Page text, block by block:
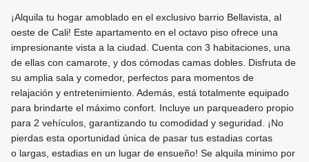
¡Alquila tu hogar amoblado en el exclusivo barrio Bellavista, al
oeste de Cali! Este apartamento en el octavo piso ofrece una
impresionante vista a la ciudad. Cuenta con 3 habitaciones, una
de ellas con camarote, y dos cómodas camas dobles. Disfruta de
su amplia sala y comedor, perfectos para momentos de
relajación y entretenimiento. Además, está totalmente equipado
para brindarte el máximo confort. Incluye un parqueadero propio
para 2 vehículos, garantizando tu comodidad y seguridad. ¡No
pierdas esta oportunidad única de pasar tus estadias cortas
o largas, estadias en un lugar de ensueño! Se alquila minimo por